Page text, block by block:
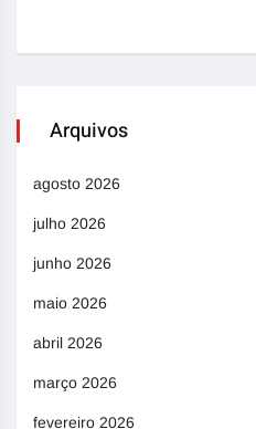
Arquivos
agosto 2026
julho 2026
junho 2026
maio 2026
abril 2026
março 2026
fevereiro 2026